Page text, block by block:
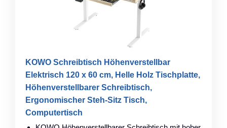
KOWO Schreibtisch Höhenverstellbar
Elektrisch 120 x 60 cm, Helle Holz Tischplatte,
Höhenverstellbarer Schreibtisch,
Ergonomischer Steh-Sitz Tisch,
Computertisch